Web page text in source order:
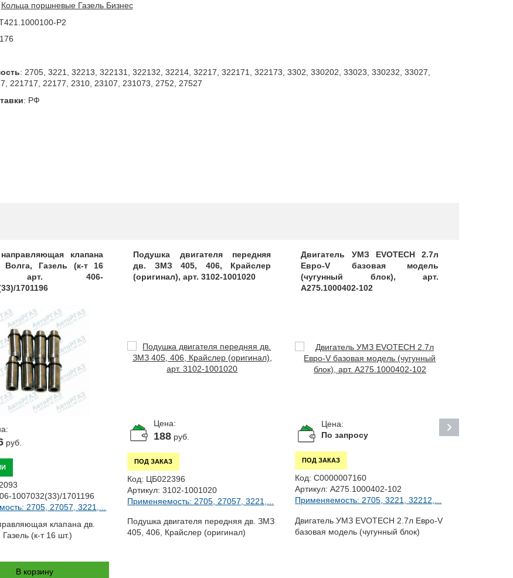
Кольца поршневые Газель Бизнес
Р2
: 2705, 3221, 32213, 322131, 322132, 32214, 32217, 322171, 322173, 3302, 330202, 33023, 330232, 33027,
221717, 22177, 2310, 23107, 231073, 2752, 27527
: РФ
клапана
Газель (к-т 16
арт. 406-
1701196
руб.
1007032(33)/1701196
2705, 27057, 3221,...
клапана дв.
(к-т 16 шт.)
В корзину
Подушка двигателя передняя
дв. ЗМЗ 405, 406, Крайслер
(оригинал), арт. 3102-1001020
Цена:
188 руб.
ПОД ЗАКАЗ
Код: ЦБ022396
Артикул: 3102-1001020
Применяемость: 2705, 27057, 3221,...
Подушка двигателя передняя дв. ЗМЗ
405, 406, Крайслер (оригинал)
Двигатель УМЗ EVOTECH 2.7л
Евро-V базовая модель
(чугунный блок), арт.
А275.1000402-102
Цена:
По запросу
ПОД ЗАКАЗ
Код: С0000007160
Артикул: А275.1000402-102
Применяемость: 2705, 3221, 32212,...
Двигатель УМЗ EVOTECH 2.7л Евро-V
базовая модель (чугунный блок)